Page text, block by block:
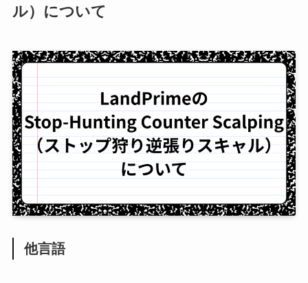
ル）について
他言語